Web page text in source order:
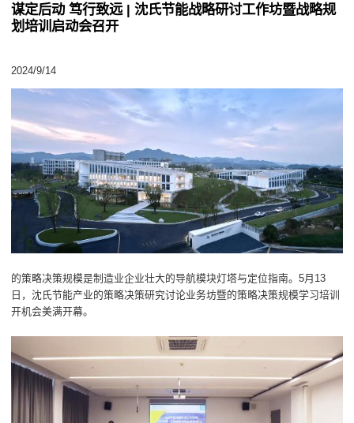
谋定后动 笃行致远 | 沈氏节能战略研讨工作坊暨战略规
划培训启动会召开
2024/9/14
的策略决策规模是制造业企业壮大的导航模块灯塔与定位指南。5月13
日，沈氏节能产业的策略决策研究讨论业务坊暨的策略决策规模学习培训
开机会美满开幕。